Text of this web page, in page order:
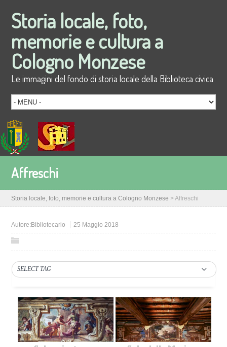
Storia locale, foto,
memorie e cultura a
Cologno Monzese
Le immagini del fondo di storia locale della Biblioteca civica
Affreschi
Storia locale, foto, memorie e cultura a Cologno Monzese >Affreschi
Autore:Bibliotecario 25 Maggio 2018
SELECT TAG